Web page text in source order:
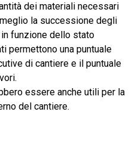
dei materiali necessari
la successione degli
funzione dello stato
permettono una puntuale
di cantiere e il puntuale
essere anche utili per la
del cantiere.